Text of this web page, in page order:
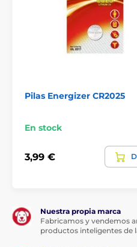
Pilas Energizer CR2025
En stock
3,99 €
Nuestra propia marca
Fabricamos y vendemos
productos inteligentes de